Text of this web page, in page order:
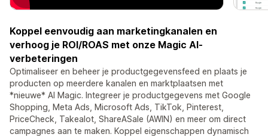
Koppel eenvoudig aan marketingkanalen en
verhoog je ROI/ROAS met onze Magic AI-
verbeteringen
Optimaliseer en beheer je productgegevensfeed en plaats je
producten op meerdere kanalen en marktplaatsen met
*nieuwe* AI Magic. Integreer je productgegevens met Google
Shopping, Meta Ads, Microsoft Ads, TikTok, Pinterest,
PriceCheck, Takealot, ShareASale (AWIN) en meer om direct
campagnes aan te maken. Koppel eigenschappen dynamisch